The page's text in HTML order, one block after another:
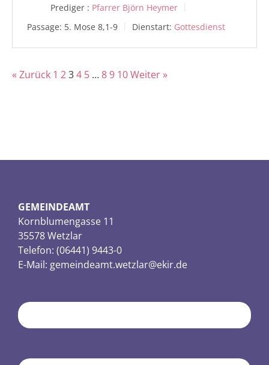
Prediger : Pfarrer Björn Heymer
Passage: 5. Mose 8,1-9 Dienstart: Gottesdienst
« Zurück 1 234 5 …89 10Weiter »
GEMEINDEAMT
Kornblumengasse 11
35578 Wetzlar
Telefon: (06441) 9443-0
E-Mail: gemeindeamt.wetzlar@ekir.de